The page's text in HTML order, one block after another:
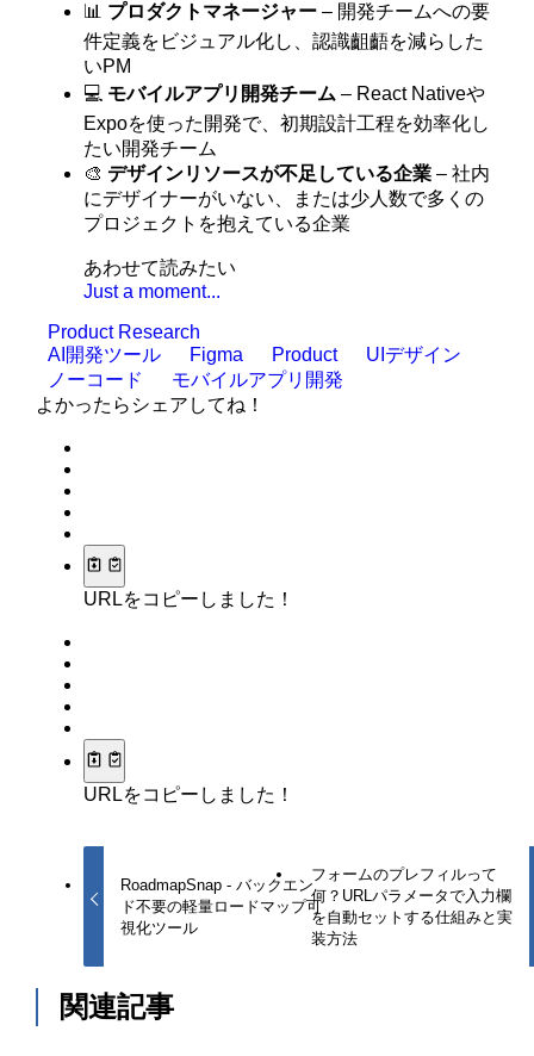
📊 プロダクトマネージャー – 開発チームへの要
件定義をビジュアル化し、認識齟齬を減らした
いPM
💻 モバイルアプリ開発チーム – React Nativeや
Expoを使った開発で、初期設計工程を効率化し
たい開発チーム
🎨デザインリソースが不足している企業 – 社内
にデザイナーがいない、または少人数で多くの
プロジェクトを抱えている企業
あわせて読みたい
Just a moment...
Product Research
AI開発ツール
Figma Product
UIデザイン
ノーコード
モバイルアプリ開発
よかったらシェアしてね！
URLをコピーしました！
URLをコピーしました！
RoadmapSnap - バックエン
ド不要の軽量ロードマップ可
視化ツール
フォームのプレフィルって
何？URLパラメータで入力欄
を自動セットする仕組みと実
装方法
関連記事